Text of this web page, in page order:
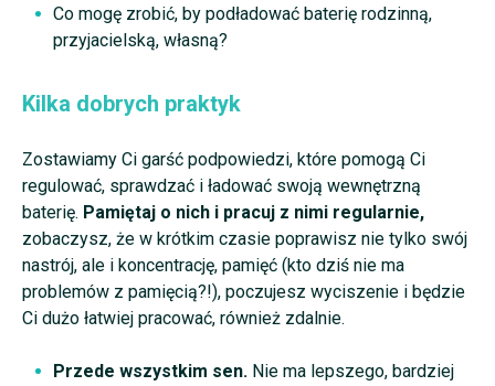
Co mogę zrobić, by podładować baterię rodzinną,
przyjacielską, własną?
Kilka dobrych praktyk
Zostawiamy Ci garść podpowiedzi, które pomogą Ci
regulować, sprawdzać i ładować swoją wewnętrzną
baterię. Pamiętaj o nich i pracuj z nimi regularnie,
zobaczysz, że w krótkim czasie poprawisz nie tylko swój
nastrój, ale i koncentrację, pamięć (kto dziś nie ma
problemów z pamięcią?!), poczujesz wyciszenie i będzie
Ci dużo łatwiej pracować, również zdalnie.
Przede wszystkim sen. Nie ma lepszego, bardziej